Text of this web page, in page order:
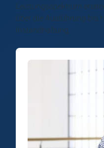
Leistungsspektrum
über die Ausführung bis
Instandhaltung.